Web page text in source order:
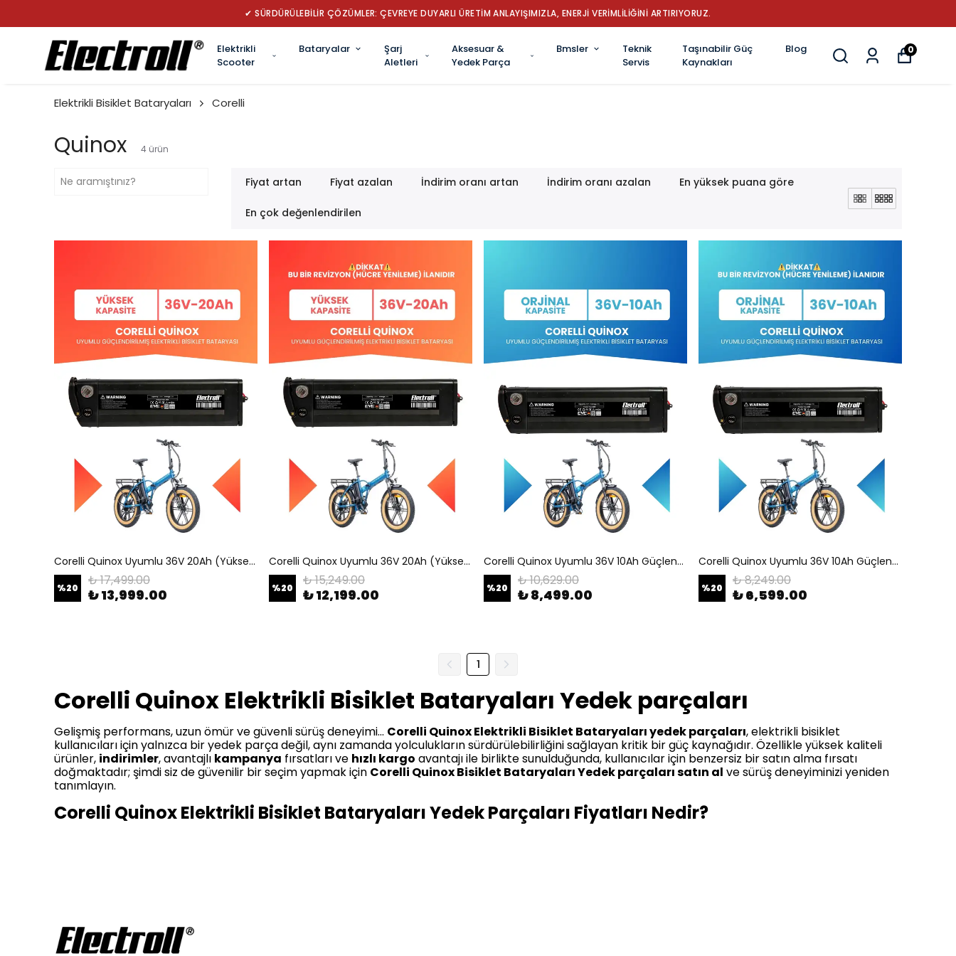
✔ TÜRKİYE’NİN LİDER ROBOT SÜPÜRGE BATARYA MARKASI: GÜÇ, DAYANIKLILIK VE YENİLİK
Elektrikli
Scooter
Bataryalar
Şarj
Aletleri
Aksesuar &
Yedek Parça
Bmsler
Teknik
Servis
Taşınabilir Güç
Kaynakları
Blog 0
Elektrikli Bisiklet Bataryaları Corelli
Quinox 4 ürün
Fiyat artan Fiyat azalan İndirim oranı artan İndirim oranı azalan En yüksek puana göre
En çok değenlendirilen
Corelli Quinox Uyumlu 36V 20Ah (Yüksek Kapasite) Güçlendirilmiş Elektrikli Bisiklet Bataryası
%20 ₺ 17,499.00
₺ 13,999.00
Corelli Quinox Uyumlu 36V 20Ah (Yüksek Kapasite) Güçlendirilmiş Elektrikli Bisiklet Batarya Tamir, Revizyon ve Pil Yenileme
%20 ₺ 15,249.00
₺ 12,199.00
Corelli Quinox Uyumlu 36V 10Ah Güçlendirilmiş Elektrikli Bisiklet Bataryası
%20 ₺ 10,629.00
₺ 8,499.00
Corelli Quinox Uyumlu 36V 10Ah Güçlendirilmiş Elektrikli Bisiklet Batarya Tamir, Revizyon ve Pil Yenileme
%20 ₺ 8,249.00
₺ 6,599.00
1
Corelli Quinox Elektrikli Bisiklet Bataryaları Yedek parçaları
Gelişmiş performans, uzun ömür ve güvenli sürüş deneyimi... Corelli Quinox Elektrikli Bisiklet Bataryaları yedek parçaları, elektrikli bisiklet
kullanıcıları için yalnızca bir yedek parça değil, aynı zamanda yolculukların sürdürülebilirliğini sağlayan kritik bir güç kaynağıdır. Özellikle yüksek kaliteli
ürünler, indirimler, avantajlı kampanya fırsatları ve hızlı kargo avantajı ile birlikte sunulduğunda, kullanıcılar için benzersiz bir satın alma fırsatı
doğmaktadır; şimdi siz de güvenilir bir seçim yapmak için Corelli Quinox Bisiklet Bataryaları Yedek parçaları satın al ve sürüş deneyiminizi yeniden
tanımlayın.
Corelli Quinox Elektrikli Bisiklet Bataryaları Yedek Parçaları Fiyatları Nedir?
kullanıcılar için oldukça cazip fiyat seçenekleri sunmaktadır. Tüm ürünlerde,
etmek mümkündür.